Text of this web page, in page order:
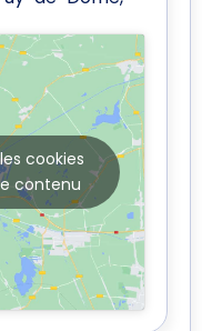
cookies
contenu